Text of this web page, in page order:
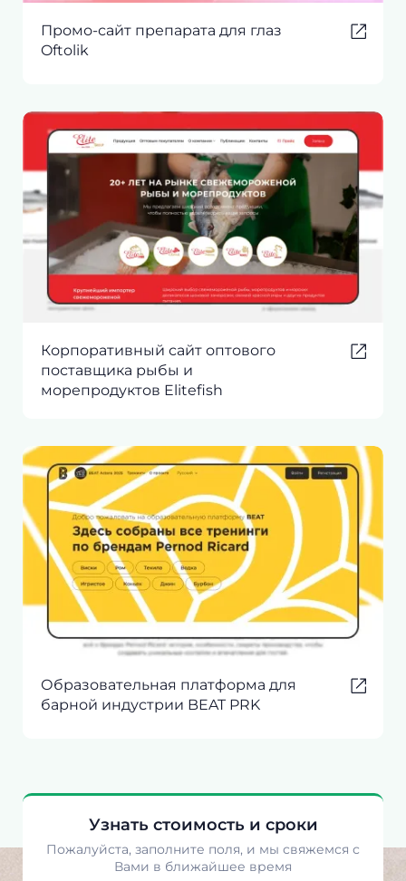
Промо-сайт препарата для глаз
Oftolik
Корпоративный сайт оптового
поставщика рыбы и
морепродуктов Elitefish
Образовательная платформа для
барной индустрии BEAT PRK
Узнать стоимость и сроки
Пожалуйста, заполните поля, и мы свяжемся с
Вами в ближайшее время